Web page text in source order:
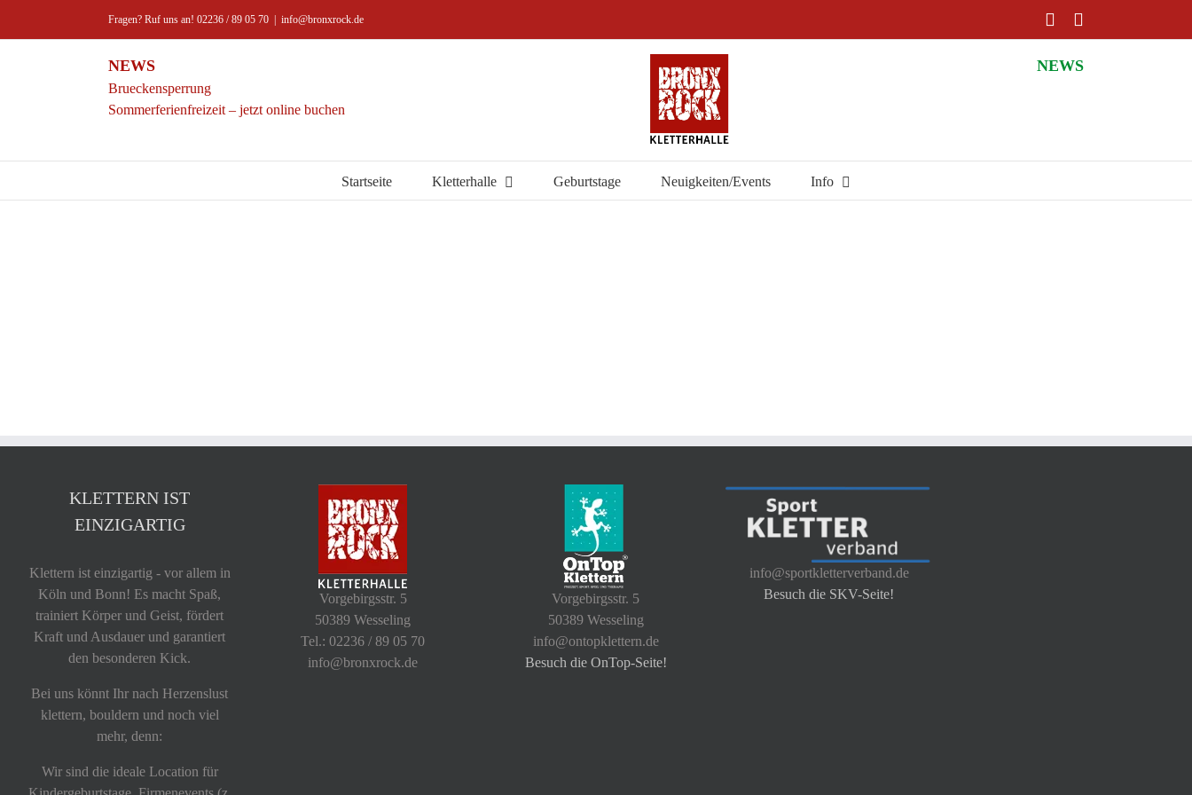
Fragen? Ruf uns an! 02236 / 89 05 70 info@bronxrock.de Facebook
NEWS
Brueckensperrung
Sommerferienfreizeit – jetzt online buchen
NEWS
Startseite Kletterhalle Geburtstage Neuigkeiten/Events Info
KLETTERN IST
EINZIGARTIG
Klettern ist einzigartig - vor allem in
Köln und Bonn! Es macht Spaß,
trainiert Körper und Geist, fördert
Kraft und Ausdauer und garantiert
den besonderen Kick.
Bei uns könnt Ihr nach Herzenslust
klettern, bouldern und noch viel
mehr, denn:
Wir sind die ideale Location für
Vorgebirgsstr. 5
50389 Wesseling
Tel.: 02236 / 89 05 70
info@bronxrock.de
Vorgebirgsstr. 5
50389 Wesseling
info@ontopklettern.de
Besuch die OnTop-Seite!
info@sportkletterverband.de
Besuch die SKV-Seite!